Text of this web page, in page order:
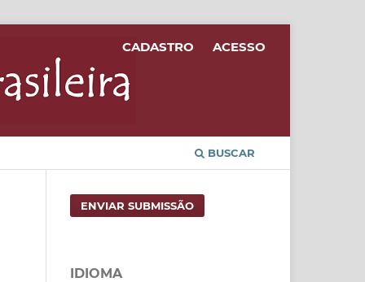
BUSCAR
CADASTRO ACESSO
ENVIAR SUBMISSÃO
IDIOMA